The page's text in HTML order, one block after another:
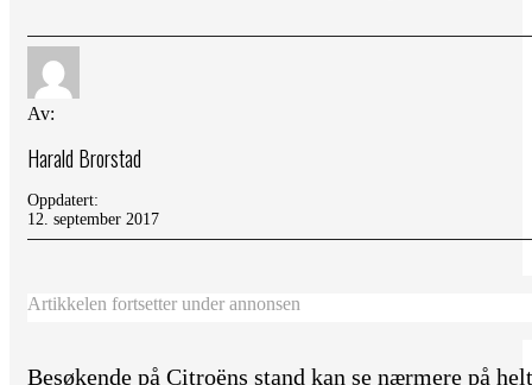
Av:
Harald Brorstad
Oppdatert:
12. september 2017
Artikkelen fortsetter under annonsen
Besøkende på Citroëns stand kan se nærmere på